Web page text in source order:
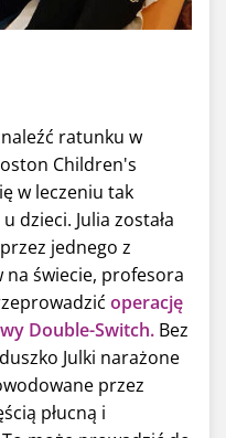
ratunku w
Children's
w leczeniu tak
dzieci. Julia została
jednego z
świecie, profesora
operację
Double-Switch. Bez
Julki narażone
przez
płucną i